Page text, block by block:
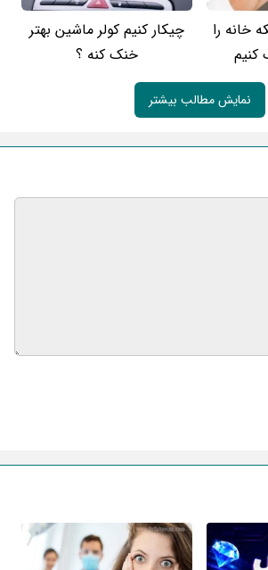
خانه را
کنیم
چیکار کنیم کولر ماشین بهتر
خنک کنه ؟
نمایش مطالب بیشتر